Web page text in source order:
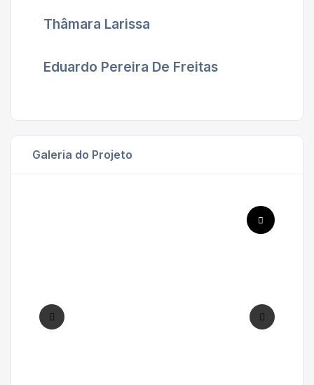
Thâmara Larissa
Eduardo Pereira De Freitas
Galeria do Projeto